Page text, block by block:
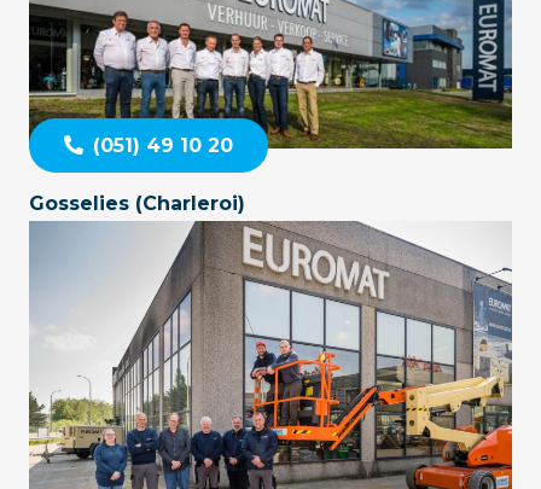
(051) 49 10 20
Gosselies (Charleroi)